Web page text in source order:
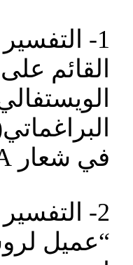
1- التفسير
القائم
الويستفالي
في شعار MAGA)
2-